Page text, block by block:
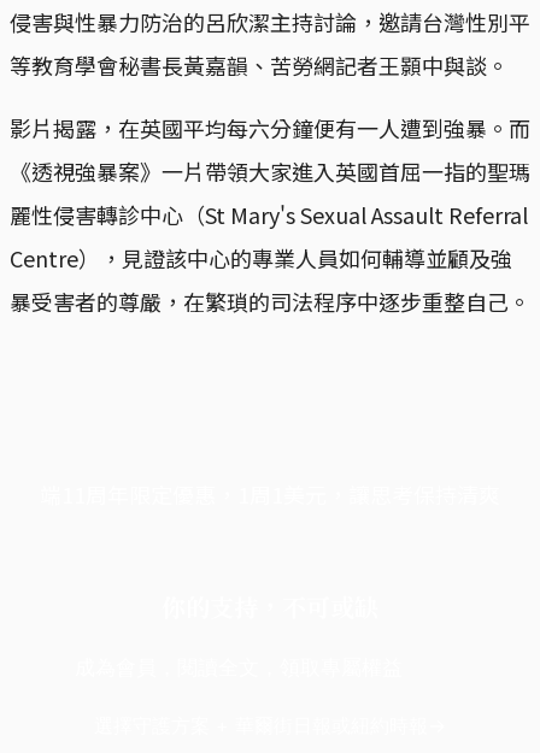
侵害與性暴力防治的呂欣潔主持討論，邀請台灣性別平
等教育學會秘書長黃嘉韻、苦勞網記者王顥中與談。
影片揭露，在英國平均每六分鐘便有一人遭到強暴。而
《透視強暴案》一片帶領大家進入英國首屈一指的聖瑪
麗性侵害轉診中心（St Mary's Sexual Assault Referral
Centre），見證該中心的專業人員如何輔導並顧及強
暴受害者的尊嚴，在繁瑣的司法程序中逐步重整自己。